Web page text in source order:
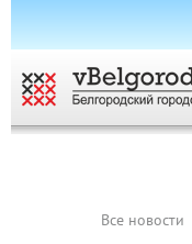
Все новости